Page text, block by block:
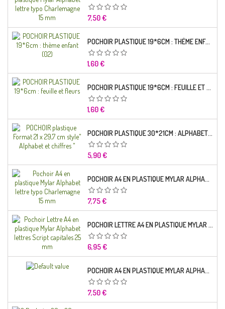
Prix
7,50 €
POCHOIR PLASTIQUE 19*6CM : THÈME ENFANT (02)
Prix
1,60 €
POCHOIR PLASTIQUE 19*6CM : FEUILLE ET FLEURS
Prix
1,60 €
POCHOIR PLASTIQUE 30*21CM : ALPHABET (02)
Prix
5,90 €
POCHOIR A4 EN PLASTIQUE MYLAR ALPHABET LETTRE TYPO RAVIE 30 MM
Prix
7,75 €
POCHOIR LETTRE A4 EN PLASTIQUE MYLAR ALPHABET LETTRES SCRIPT CAPITALES 25 MM
Prix
6,95 €
POCHOIR A4 EN PLASTIQUE MYLAR ALPHABET LETTRE TYPO SCIENCE 35 MM
Prix
7,50 €